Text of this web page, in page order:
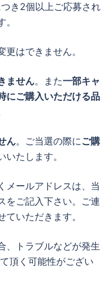
き2個以上ご応募され
更はできません。
ません。また一部キャ
にご購入いただける品
ん。ご当選の際にご購
いたします。
メールアドレスは、当
をご記入下さい。ご連
いただきます。
、トラブルなどが発生
頂く可能性がござい